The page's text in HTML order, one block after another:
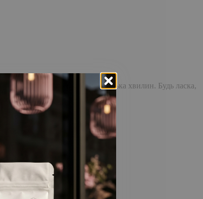
повідомлення може зайняти кілька хвилин. Будь ласка,
історію замовлень!